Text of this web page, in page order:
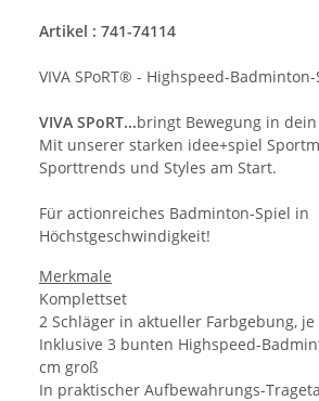
Artikel : 741-74114
VIVA SPoRT® - Highspeed-Badminton-
VIVA SPoRT...bringt Bewegung in dein
Mit unserer starken idee+spiel
Sporttrends und Styles am Start.
Für actionreiches Badminton-Spiel in
Höchstgeschwindigkeit!
Merkmale
Komplettset
2 Schläger in aktueller Farbgebung,
Inklusive 3 bunten Highspeed-
cm groß
In praktischer Aufbewahrungs-